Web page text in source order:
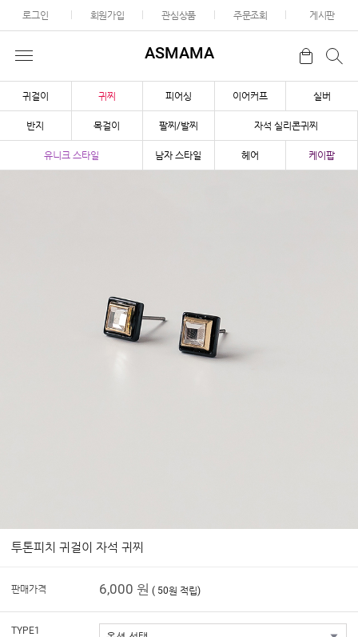
로그인 회원가입 관심상품 주문조회 게시판
ASMAMA
귀걸이 귀찌 피어싱 이어커프 실버
반지 목걸이 팔찌/발찌 자석 실리콘귀찌
유니크 스타일 남자 스타일 헤어 케이팝
투톤피치 귀걸이 자석 귀찌
판매가격 6,000 원 ( 50원 적립)
TYPE1